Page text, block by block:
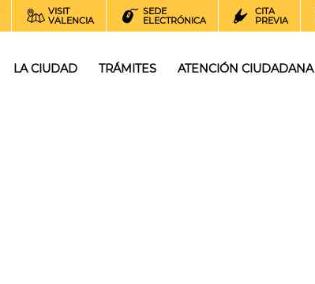
VISIT
VALENCIA
SEDE
ELECTRÓNICA
CITA
PREVIA
LA CIUDAD TRÁMITES ATENCIÓN CIUDADANA